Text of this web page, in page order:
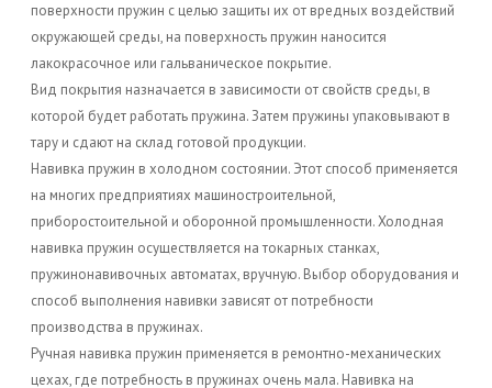
поверхности пружин с целью защиты их от вредных воздействий
окружающей среды, на поверхность пружин наносится
лакокрасочное или гальваническое покрытие.
Вид покрытия назначается в зависимости от свойств среды, в
которой будет работать пружина. Затем пружины упаковывают в
тару и сдают на склад готовой продукции.
Навивка пружин в холодном состоянии. Этот способ применяется
на многих предприятиях машиностроительной,
приборостоительной и оборонной промышленности. Холодная
навивка пружин осуществляется на токарных станках,
пружинонавивочных автоматах, вручную. Выбор оборудования и
способ выполнения навивки зависят от потребности
производства в пружинах.
Ручная навивка пружин применяется в ремонтно-механических
цехах, где потребность в пружинах очень мала. Навивка на